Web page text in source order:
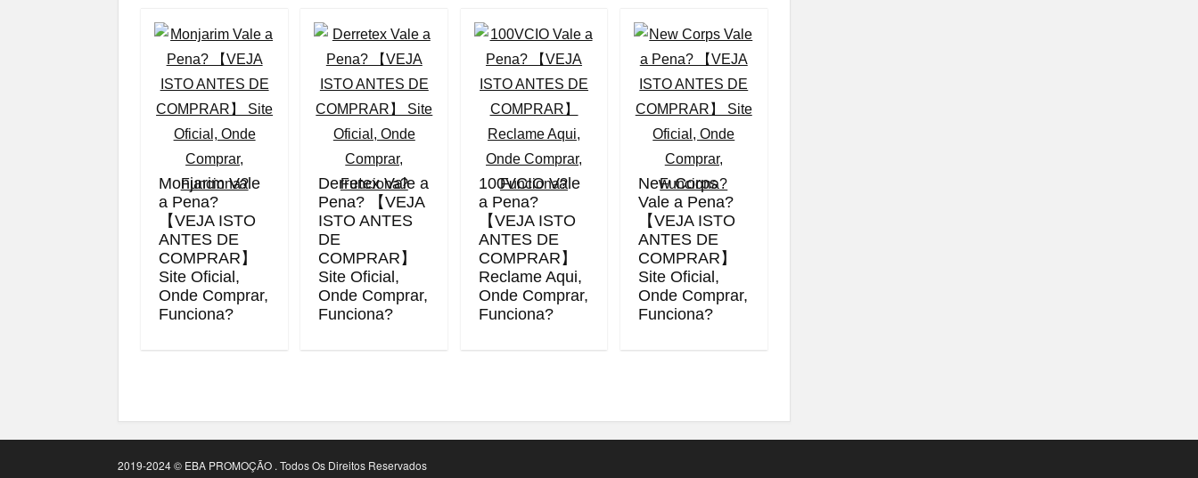
Monjarim Vale
a Pena?
【VEJA ISTO
ANTES DE
COMPRAR】
Site Oficial,
Onde Comprar,
Funciona?
Derretex Vale a
Pena? 【VEJA
ISTO ANTES
DE
COMPRAR】
Site Oficial,
Onde Comprar,
Funciona?
100VCIO Vale
a Pena?
【VEJA ISTO
ANTES DE
COMPRAR】
Reclame Aqui,
Onde Comprar,
Funciona?
New Corps
Vale a Pena?
【VEJA ISTO
ANTES DE
COMPRAR】
Site Oficial,
Onde Comprar,
Funciona?
2019-2024 © EBA PROMOÇÃO . Todos Os Direitos Reservados